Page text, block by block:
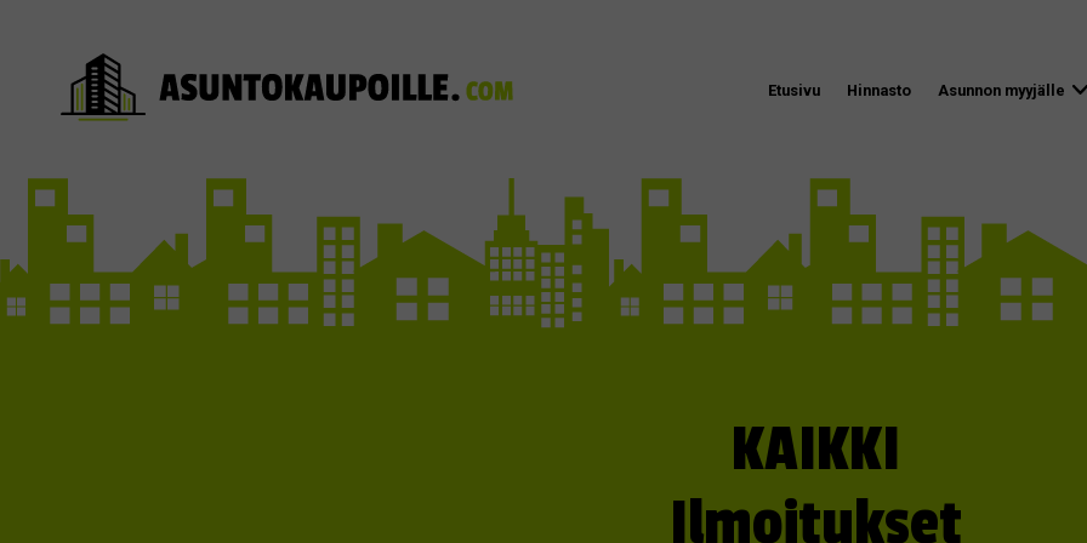
Etusivu Hinnasto Asunnon myyjälle
KAIKKI
Ilmoitukset